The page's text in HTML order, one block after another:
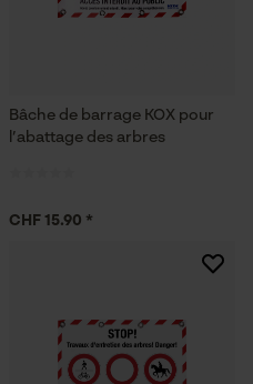
Bâche de barrage KOX pour
l’abattage des arbres
CHF 15.90 *